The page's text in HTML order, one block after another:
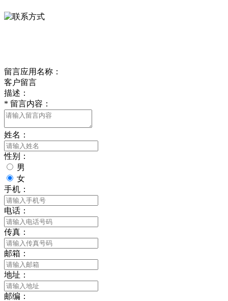
留言应用名称：
客户留言
描述：
* 留言内容：
姓名：
性别：
男
女
手机：
电话：
传真：
邮箱：
地址：
邮编：